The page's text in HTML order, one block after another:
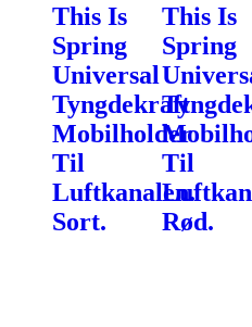
This Is
Spring
Universal
Tyngdekraft
Mobilholder
Til
Luftkanalen.
Sort.
This Is
Spring
Til
Rød.